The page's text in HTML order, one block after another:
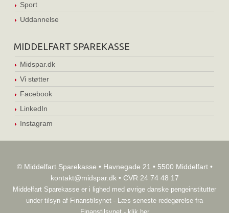
Sport
Uddannelse
MIDDELFART SPAREKASSE
Midspar.dk
Vi støtter
Facebook
LinkedIn
Instagram
© Middelfart Sparekasse • Havnegade 21 • 5500 Middelfart •
kontakt@midspar.dk• CVR 24 74 48 17
Middelfart Sparekasse er i lighed med øvrige danske pengeinstitutter
under tilsyn af Finanstilsynet - Læs seneste redegørelse fra